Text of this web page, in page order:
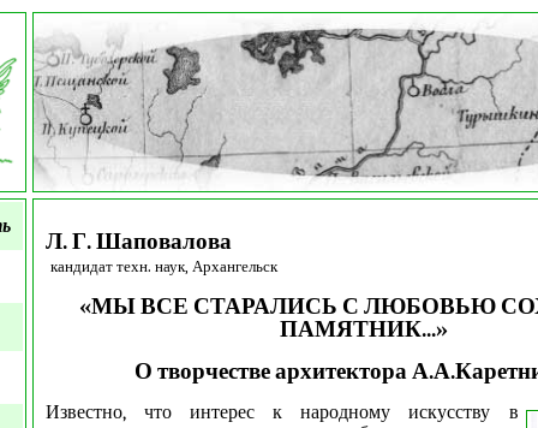
Л. Г. Шаповалова
кандидат техн. наук, Архангельск
«МЫ ВСЕ СТАРАЛИСЬ С ЛЮБОВЬЮ
ПАМЯТНИК...»
О творчестве архитектора
Известно, что интерес к народному искусству в